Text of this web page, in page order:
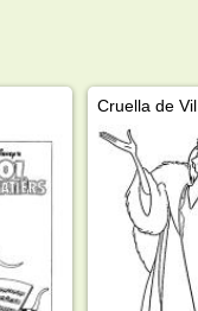
Cruella de Vil